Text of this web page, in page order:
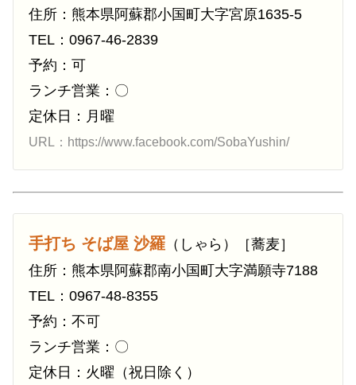
住所：熊本県阿蘇郡小国町大字宮原1635-5
TEL：0967-46-2839
予約：可
ランチ営業：〇
定休日：月曜
URL：https://www.facebook.com/SobaYushin/
手打ち そば屋 沙羅 （しゃら）［蕎麦］
住所：熊本県阿蘇郡南小国町大字満願寺7188
TEL：0967-48-8355
予約：不可
ランチ営業：〇
定休日：火曜（祝日除く）